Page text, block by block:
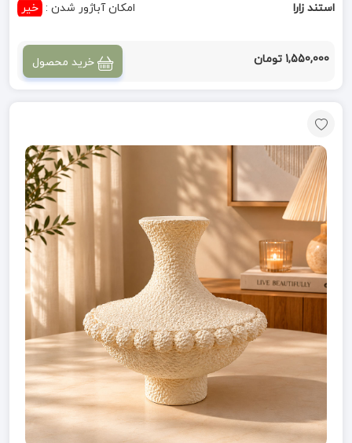
استند زارا امکان آباژور شدن : خیر
1,550,000 تومان خرید محصول